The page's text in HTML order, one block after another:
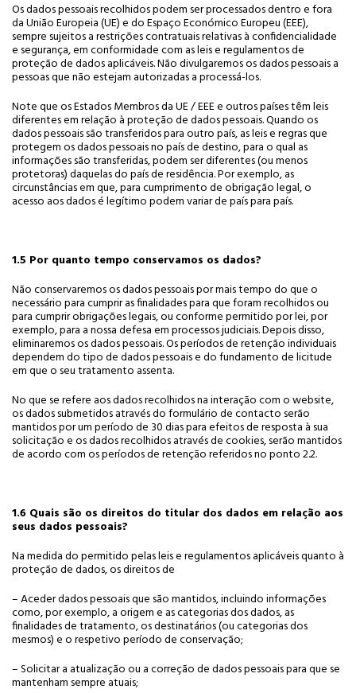
Os dados pessoais recolhidos podem ser processados dentro e fora
da União Europeia (UE) e do Espaço Económico Europeu (EEE),
sempre sujeitos a restrições contratuais relativas à confidencialidade
e segurança, em conformidade com as leis e regulamentos de
proteção de dados aplicáveis. Não divulgaremos os dados pessoais a
pessoas que não estejam autorizadas a processá-los.
Note que os Estados Membros da UE / EEE e outros países têm leis
diferentes em relação à proteção de dados pessoais. Quando os
dados pessoais são transferidos para outro país, as leis e regras que
protegem os dados pessoais no país de destino, para o qual as
informações são transferidas, podem ser diferentes (ou menos
protetoras) daquelas do país de residência. Por exemplo, as
circunstâncias em que, para cumprimento de obrigação legal, o
acesso aos dados é legítimo podem variar de país para país.
1.5 Por quanto tempo conservamos os dados?
Não conservaremos os dados pessoais por mais tempo do que o
necessário para cumprir as finalidades para que foram recolhidos ou
para cumprir obrigações legais, ou conforme permitido por lei, por
exemplo, para a nossa defesa em processos judiciais. Depois disso,
eliminaremos os dados pessoais. Os períodos de retenção individuais
dependem do tipo de dados pessoais e do fundamento de licitude
em que o seu tratamento assenta.
No que se refere aos dados recolhidos na interação com o website,
os dados submetidos através do formulário de contacto serão
mantidos por um período de 30 dias para efeitos de resposta à sua
solicitação e os dados recolhidos através de cookies, serão mantidos
de acordo com os períodos de retenção referidos no ponto 2.2.
1.6 Quais são os direitos do titular dos dados em relação aos
seus dados pessoais?
Na medida do permitido pelas leis e regulamentos aplicáveis quanto à
proteção de dados, os direitos de
– Aceder dados pessoais que são mantidos, incluindo informações
como, por exemplo, a origem e as categorias dos dados, as
finalidades de tratamento, os destinatários (ou categorias dos
mesmos) e o respetivo período de conservação;
– Solicitar a atualização ou a correção de dados pessoais para que se
mantenham sempre atuais;